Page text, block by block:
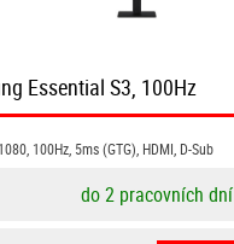
Essential S3, 100Hz
100Hz, 5ms (GTG), HDMI, D-Sub
do 2 pracovních dní